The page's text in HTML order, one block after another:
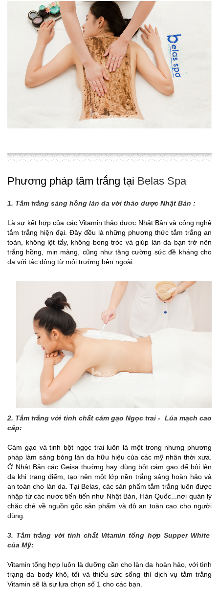
Phương pháp tăm trắng tại Belas Spa
1. Tắm trắng sáng hồng làn da với thảo dược Nhật Bản :
Là sự kết hợp của các Vitamin thảo dược Nhật Bản và công nghệ
tắm trắng hiện đại. Đây đều là những phương thức tắm trắng an
toàn, không lột tẩy, không bong tróc và giúp làn da bạn trở nên
trắng hồng, mịn màng, cũng như tăng cường sức đề kháng cho
da với tác động từ môi trường bên ngoài.
2. Tắm trắng với tinh chất cám gạo Ngọc trai - Lúa mạch cao
cấp:
Cám gạo và tinh bột ngọc trai luôn là một trong nhưng phương
pháp làm sáng bóng làn da hữu hiệu của các mỹ nhân thời xưa.
Ở Nhật Bản các Geisa thường hay dùng bột cám gạo để bôi lên
da khi trang điểm, tạo nên một lớp nền trắng sáng hoàn hảo và
an toàn cho làn da. Tại Belas, các sản phẩm tắm trắng luôn được
nhập từ các nước tiến tiến như Nhật Bản, Hàn Quốc...nơi quản lý
chặc chẻ về nguồn gốc sản phẩm và độ an toàn cao cho người
dùng.
3. Tắm trắng với tinh chất Vitamin tổng hợp Supper White
của Mỹ:
Vitamin tổng hợp luôn là dưỡng cần cho làn da hoàn hảo, với tình
trạng da body khô, tối và thiếu sức sống thì dịch vụ tắm trắng
Vitamin sẽ là sự lựa chọn số 1 cho các bạn.